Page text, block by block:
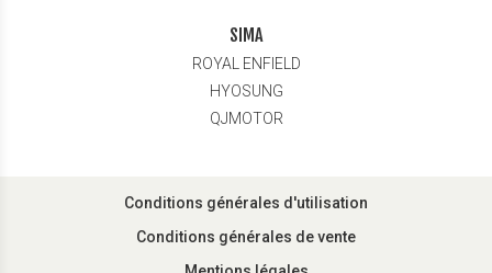
SIMA
ROYAL ENFIELD
HYOSUNG
QJMOTOR
Conditions générales d'utilisation
Conditions générales de vente